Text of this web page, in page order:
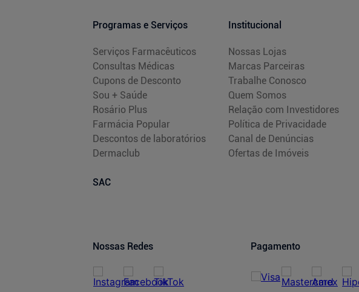
Programas e Serviços
Serviços Farmacêuticos
Consultas Médicas
Cupons de Desconto
Sou + Saúde
Rosário Plus
Farmácia Popular
Descontos de laboratórios
Dermaclub
Institucional
Nossas Lojas
Marcas Parceiras
Trabalhe Conosco
Quem Somos
Relação com Investidores
Política de Privacidade
Canal de Denúncias
Ofertas de Imóveis
SAC
Nossas Redes Pagamento